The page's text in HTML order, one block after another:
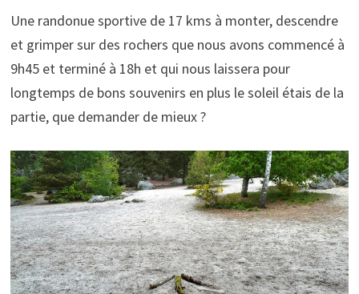
Une randonue sportive de 17 kms à monter, descendre
et grimper sur des rochers que nous avons commencé à
9h45 et terminé à 18h et qui nous laissera pour
longtemps de bons souvenirs en plus le soleil étais de la
partie, que demander de mieux ?